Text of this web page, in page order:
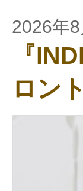
2026年
『
ロン